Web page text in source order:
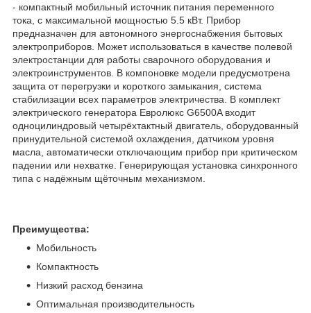
- компактный мобильный источник питания переменного
тока, с максимальной мощностью 5.5 кВт. Прибор
предназначен для автономного энергоснабжения бытовых
электроприборов. Может использоваться в качестве полевой
электростанции для работы сварочного оборудования и
электроинструментов. В компоновке модели предусмотрена
защита от перегрузки и короткого замыкания, система
стабилизации всех параметров электричества. В комплект
электрического генератора Евролюкс G6500A входит
одноцилиндровый четырёхтактный двигатель, оборудованный
принудительной системой охлаждения, датчиком уровня
масла, автоматически отключающим прибор при критическом
падении или нехватке. Генерирующая установка синхронного
типа с надёжным щёточным механизмом.
Преимущества:
Мобильность
Компактность
Низкий расход бензина
Оптимальная производительность